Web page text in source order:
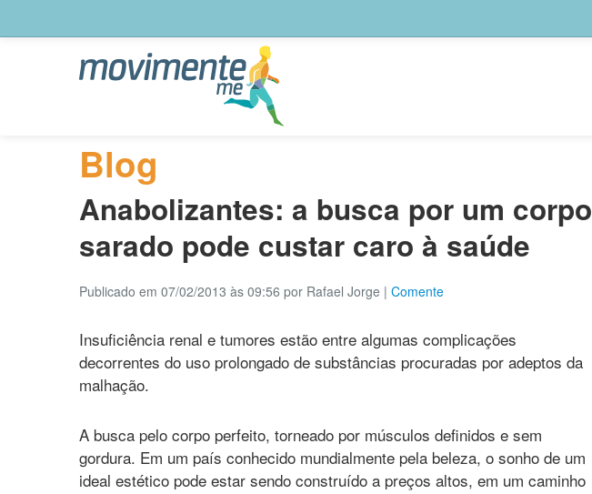
Blog
Anabolizantes: a busca por um corpo
sarado pode custar caro à saúde
Publicado em 07/02/2013 às 09:56 por Rafael Jorge | Comente
Insuficiência renal e tumores estão entre algumas complicações
decorrentes do uso prolongado de substâncias procuradas por adeptos da
malhação.
A busca pelo corpo perfeito, torneado por músculos definidos e sem
gordura. Em um país conhecido mundialmente pela beleza, o sonho de um
ideal estético pode estar sendo construído a preços altos, em um caminho